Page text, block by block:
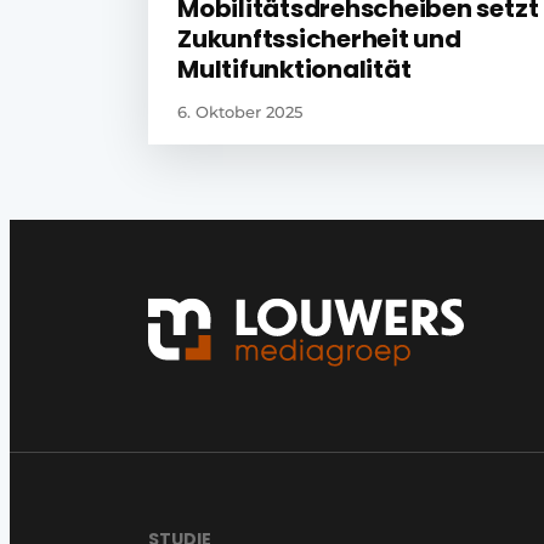
Mobilitätsdrehscheiben
Zukunftssicherheit und
Multifunktionalität
6. Oktober 2025